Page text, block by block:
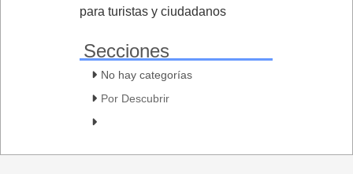
para turistas y ciudadanos
Secciones
No hay categorías
Por Descubrir